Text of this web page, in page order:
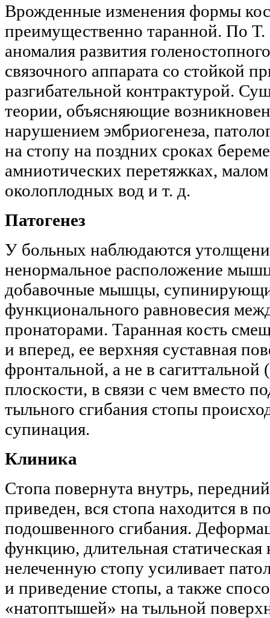
Врожденные изменения формы
преимущественно таранной. По Т.
аномалия развития
связочного аппарата со стойкой
разгибательной контрактурой.
теории, объясняющие
нарушением эмбриогенеза,
на стопу на поздних сроках
амниотических перетяжках,
околоплодных вод и т. д.
Патогенез
У больных наблюдаются
ненормальное расположение
добавочные мышцы,
функционального равновесия
пронаторами. Таранная кость
и вперед, ее верхняя суставная
фронтальной, а не в сагиттальной
плоскости, в связи с чем вместо
тыльного сгибания стопы
супинация.
Клиника
Стопа повернута внутрь,
приведен, вся стопа находится в
подошвенного сгибания.
функцию, длительная статическая
нелеченную стопу усиливает
и приведение стопы, а также
«натоптышей» на тыльной